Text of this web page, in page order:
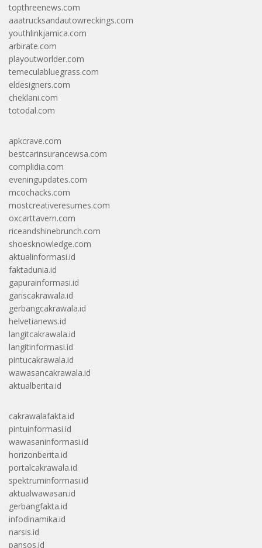
topthreenews.com
aaatrucksandautowreckings.com
youthlinkjamica.com
arbirate.com
playoutworlder.com
temeculabluegrass.com
eldesigners.com
cheklani.com
totodal.com
apkcrave.com
bestcarinsurancewsa.com
complidia.com
eveningupdates.com
mcochacks.com
mostcreativeresumes.com
oxcarttavern.com
riceandshinebrunch.com
shoesknowledge.com
aktualinformasi.id
faktadunia.id
gapurainformasi.id
gariscakrawala.id
gerbangcakrawala.id
helvetianews.id
langitcakrawala.id
langitinformasi.id
pintucakrawala.id
wawasancakrawala.id
aktualberita.id
cakrawalafakta.id
pintuinformasi.id
wawasaninformasi.id
horizonberita.id
portalcakrawala.id
spektruminformasi.id
aktualwawasan.id
gerbangfakta.id
infodinamika.id
narsis.id
pansos.id